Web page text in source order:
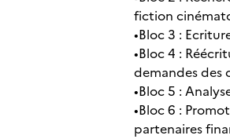
fiction
•Bloc 3 :
•Bloc 4 :
demandes des
•Bloc 5 :
•Bloc 6 :
partenaires